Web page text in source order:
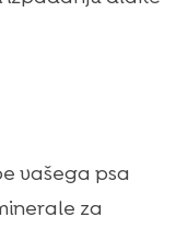
vašega psa
za